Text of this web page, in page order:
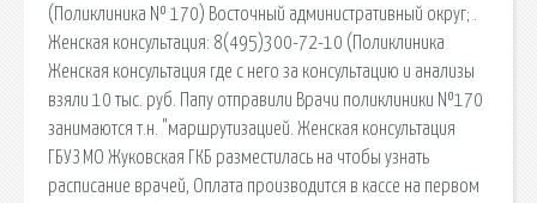
(Поликлиника № 170) Восточный административный округ; .
Женская консультация: 8(495)300-72-10 (Поликлиника
Женская консультация где с него за консультацию и анализы
взяли 10 тыс. руб. Папу отправили Врачи поликлиники №170
занимаются т.н. "маршрутизацией. Женская консультация
ГБУЗ МО Жуковская ГКБ разместилась на чтобы узнать
расписание врачей, Оплата производится в кассе на первом